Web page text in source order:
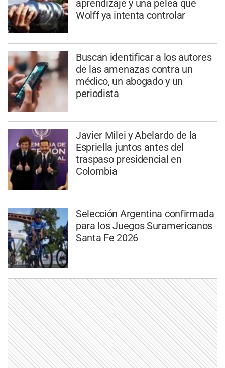
aprendizaje y una pelea que
Wolff ya intenta controlar
Buscan identificar a los autores
de las amenazas contra un
médico, un abogado y un
periodista
Javier Milei y Abelardo de la
Espriella juntos antes del
traspaso presidencial en
Colombia
Selección Argentina confirmada
para los Juegos Suramericanos
Santa Fe 2026